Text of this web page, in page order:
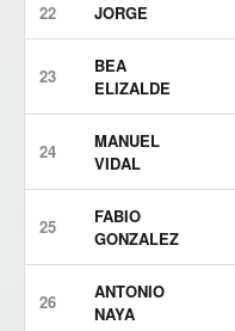
22 JORGE
23
BEA
ELIZALDE
24
MANUEL
VIDAL
25
FABIO
GONZALEZ
26
ANTONIO
NAYA